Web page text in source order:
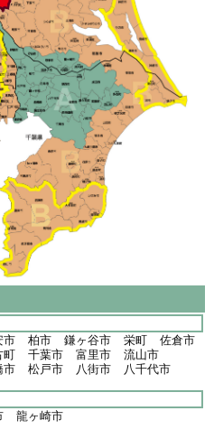
市 柏市 鎌ヶ谷市 栄町
佐倉市
町 千葉市 富里市
流山市
市 松戸市 八街市
八千代市
龍ヶ崎市